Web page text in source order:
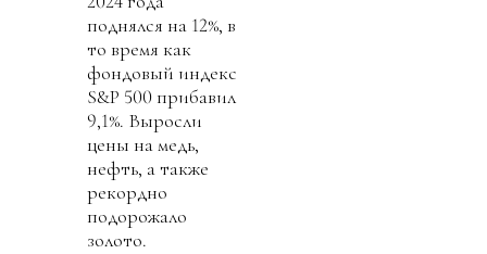
поднялся на 12%, в
то время как
фондовый индекс
S&P 500 прибавил
9,1%. Выросли
цены на медь,
нефть, а также
рекордно
подорожало
золото.